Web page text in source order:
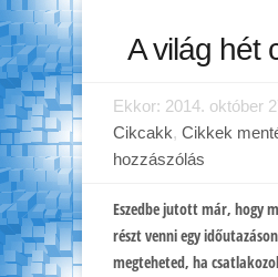
A világ hét
Ekkor: 2014. október
Cikcakk, Cikkek
hozzászólás
Eszedbe jutott már, hogy
részt venni egy
megteheted, ha